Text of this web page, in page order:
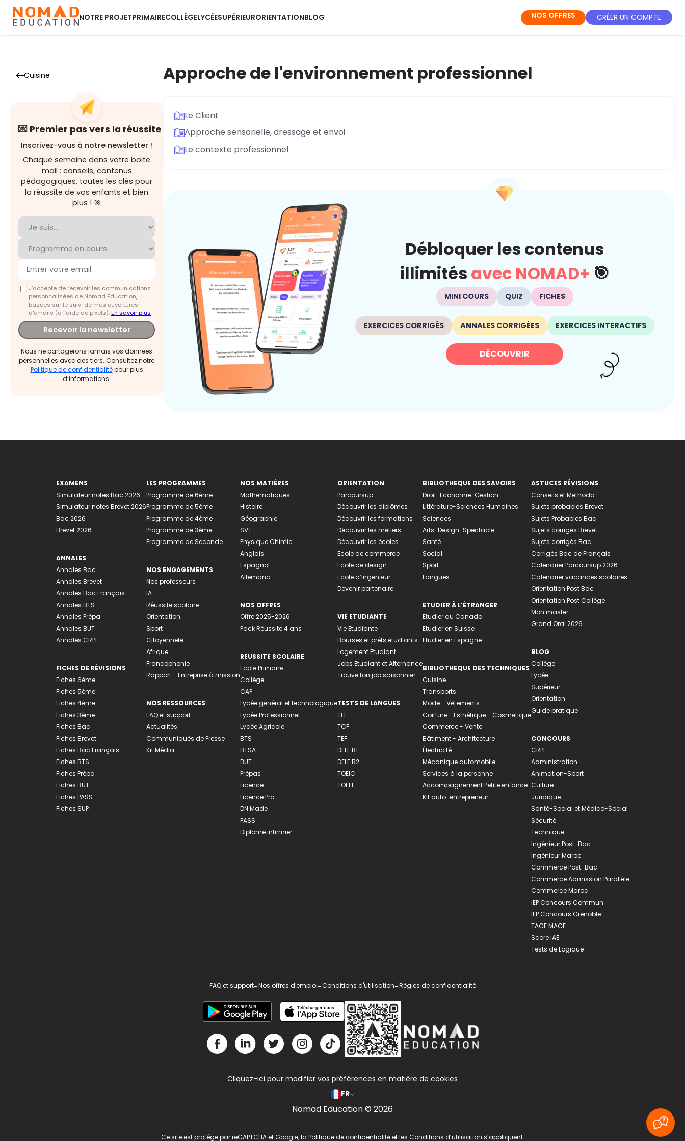
NOTRE PROJETPRIMAIRECOLLÈGELYCÉESUPÉRIEURORIENTATIONBLOG NOS OFFRES CRÉER UN COMPTE
Cuisine
💌 Premier pas vers la réussite
Inscrivez-vous à notre newsletter !
Chaque semaine dans votre boite
mail : conseils, contenus
pédagogiques, toutes les clés pour
la réussite de vos enfants et bien
plus ! 🎯
J'accepte de recevoir les communications
personnalisées de Nomad Education,
basées sur le suivi de mes ouvertures
d'emails (à l’aide de pixels).En savoir plus
Recevoir la newsletter
Nous ne partagerons jamais vos données
personnelles avec des tiers. Consultez notre
Politique de confidentialitépour plus
d’informations.
Approche de l'environnement professionnel
Le Client
Approche sensorielle, dressage et envoi
Le contexte professionnel
Débloquer les contenus
illimités avec NOMAD+ 🎯
MINI COURS QUIZ FICHES
EXERCICES CORRIGÉS ANNALES CORRIGÉES EXERCICES INTERACTIFS
DÉCOUVRIR
EXAMENS
Simulateur notes Bac 2026
Simulateur notes Brevet 2026
Bac 2026
Brevet 2026
ANNALES
Annales Bac
Annales Brevet
Annales Bac Français
Annales BTS
Annales Prépa
Annales BUT
Annales CRPE
FICHES DE RÉVISIONS
Fiches 6ème
Fiches 5ème
Fiches 4ème
Fiches 3ème
Fiches Bac
Fiches Brevet
Fiches Bac Français
Fiches BTS
Fiches Prépa
Fiches BUT
Fiches PASS
Fiches SUP
LES PROGRAMMES
Programme de 6ème
Programme de 5ème
Programme de 4ème
Programme de 3ème
Programme de Seconde
NOS ENGAGEMENTS
Nos professeurs
IA
Réussite scolaire
Orientation
Sport
Citoyenneté
Afrique
Francophonie
Rapport - Entreprise à mission
NOS RESSOURCES
FAQ et support
Actualités
Communiqués de Presse
Kit Média
NOS MATIÈRES
Mathématiques
Histoire
Géographie
SVT
Physique Chimie
Anglais
Espagnol
Allemand
NOS OFFRES
Offre 2025-2026
Pack Réussite 4 ans
REUSSITE SCOLAIRE
Ecole Primaire
Collège
CAP
Lycée général et technologique
Lycée Professionnel
Lycée Agricole
BTS
BTSA
BUT
Prépas
Licence
Licence Pro
DN Made
PASS
Diplome infirmier
ORIENTATION
Parcoursup
Découvrir les diplômes
Découvrir les formations
Découvrir les métiers
Découvrir les écoles
Ecole de commerce
Ecole de design
Ecole d’ingénieur
Devenir partenaire
VIE ETUDIANTE
Vie Etudiante
Bourses et prêts étudiants
Logement Etudiant
Jobs Etudiant et Alternance
Trouve ton job saisonnier
TESTS DE LANGUES
TFI
TCF
TEF
DELF B1
DELF B2
TOEIC
TOEFL
BIBLIOTHEQUE DES SAVOIRS
Droit-Economie-Gestion
Littérature-Sciences Humaines
Sciences
Arts-Design-Spectacle
Santé
Social
Sport
Langues
ETUDIER À L’ÉTRANGER
Etudier au Canada
Etudier en Suisse
Etudier en Espagne
BIBLIOTHEQUE DES TECHNIQUES
Cuisine
Transports
Mode - Vêtements
Coiffure - Esthétique - Cosmétique
Commerce - Vente
Bâtiment - Architecture
Électricité
Mécanique automobile
Services à la personne
Accompagnement Petite enfance
Kit auto-entrepreneur
ASTUCES RÉVISIONS
Conseils et Méthodo
Sujets probables Brevet
Sujets Probables Bac
Sujets corrigés Brevet
Sujets corrigés Bac
Corrigés Bac de Français
Calendrier Parcoursup 2026
Calendrier vacances scolaires
Orientation Post Bac
Orientation Post Collège
Mon master
Grand Oral 2026
BLOG
Collège
Lycée
Supérieur
Orientation
Guide pratique
CONCOURS
CRPE
Administration
Animation-Sport
Culture
Juridique
Santé-Social et Médico-Social
Sécurité
Technique
Ingénieur Post-Bac
Ingénieur Maroc
Commerce Post-Bac
Commerce Admission Parallèle
Commerce Maroc
IEP Concours Commun
IEP Concours Grenoble
TAGE MAGE
Score IAE
Tests de Logique
FAQ et support-Nos offres d'emploi-Conditions d'utilisation-Règles de confidentialité
Cliquez-ici pour modifier vos préférences en matière de cookies
FR
Nomad Education © 2026
Ce site est protégé par reCAPTCHA et Google, la Politique de confidentialitéet les Conditions d’utilisation s’appliquent.